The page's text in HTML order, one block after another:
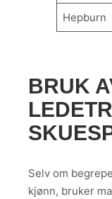
Hepburn
BRUK
Selv om
kjønn, bruker